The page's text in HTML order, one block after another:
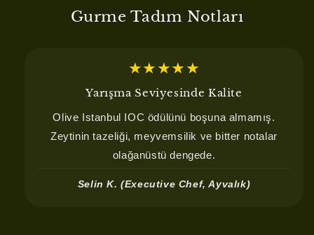
Gurme Tadım Notları
★★★★★
Yarışma Seviyesinde Kalite
Olive Istanbul IOC ödülünü boşuna almamış.
Zeytinin tazeliği, meyvemsilik ve bitter notalar
olağanüstü dengede.
Selin K. (Executive Chef, Ayvalık)